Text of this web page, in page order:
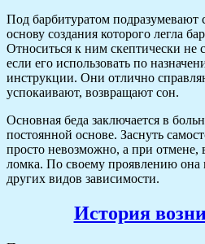
Под барбитуратом подразумевают
основу создания которого легла
Относиться к ним скептически не
если его использовать по
инструкции. Они отлично
успокаивают, возвращают сон.
Основная беда заключается в
постоянной основе. Заснуть
просто невозможно, а при отмене,
ломка. По своему проявлению она
других видов зависимости.
История